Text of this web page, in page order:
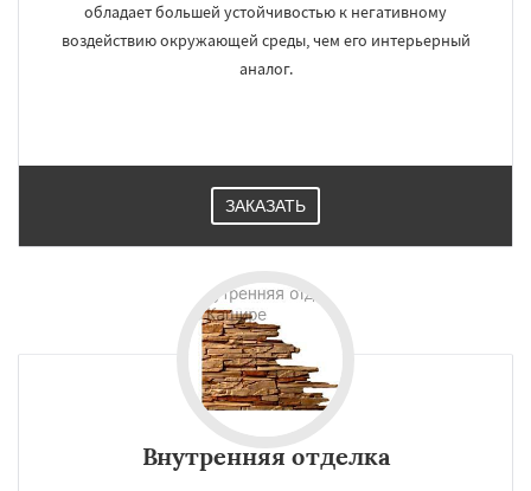
обладает большей устойчивостью к негативному
воздействию окружающей среды, чем его интерьерный
аналог.
ЗАКАЗАТЬ
Внутренняя отделка